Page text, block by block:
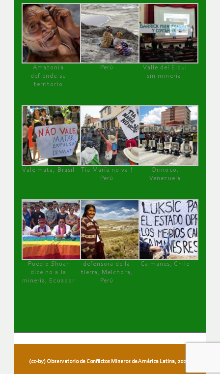
Amazonía
defiende su
territorio
Perú
Valle del Elqui
sin minería.
Vale mata, Brasil
Tía María no va !
Perú
Orinoco,
Venezuela
Pueblo Shuar
dice no a la
minería, Ecuador
defensora de la
tierra, Melchora,
Perú
Caimanes, Chile
(cc-by) Observatorio de Conflictos Mineros de América Latina, 2026